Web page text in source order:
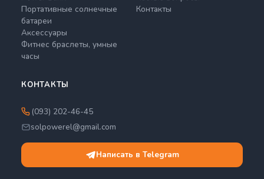
Портативные солнечные
батареи
Аксессуары
Фитнес браслеты, умные
часы
Контакты
КОНТАКТЫ
(093) 202-46-45
solpowerel@gmail.com
Написать в Telegram